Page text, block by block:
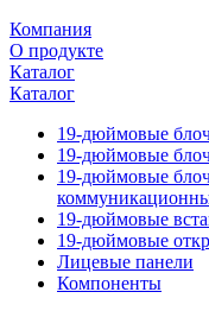
Компания
О продукте
Каталог
Каталог
19-дюймовые
19-дюймовые
19-дюймовые
19-дюймовые
19-дюймовые
Лицевые панели
Компоненты